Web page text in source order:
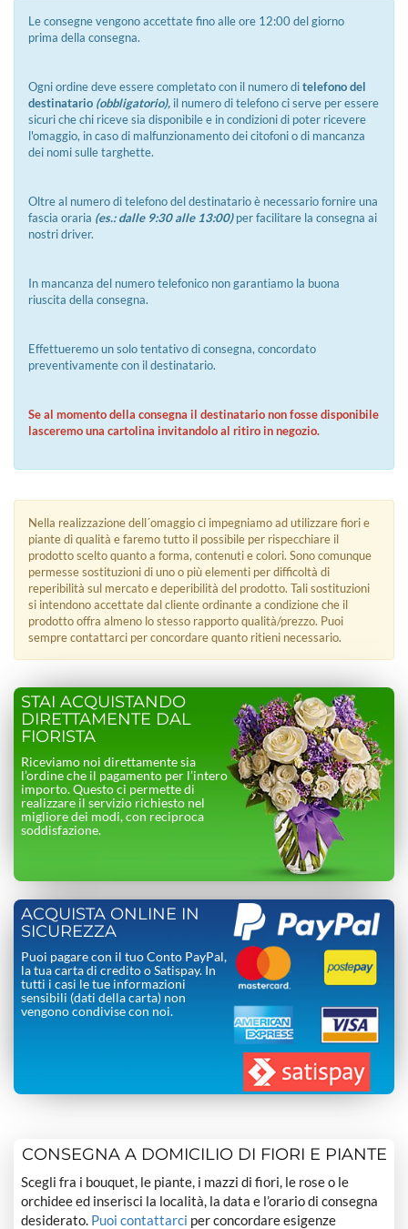
Le consegne vengono accettate fino alle ore 12:00 del giorno
prima della consegna.
Ogni ordine deve essere completato con il numero ditelefono del
destinatario (obbligatorio), il numero di telefono ci serve per essere
sicuri che chi riceve sia disponibile e in condizioni di poter ricevere
l'omaggio, in caso di malfunzionamento dei citofoni o di mancanza
dei nomi sulle targhette.
Oltre al numero di telefono del destinatario è necessario fornire una
fascia oraria (es.: dalle 9:30 alle 13:00)per facilitare la consegna ai
nostri driver.
In mancanza del numero telefonico non garantiamo la buona
riuscita della consegna.
Effettueremo un solo tentativo di consegna, concordato
preventivamente con il destinatario.
Se al momento della consegna il destinatario non fosse disponibile
lasceremo una cartolina invitandolo al ritiro in negozio.
Nella realizzazione dell´omaggio ci impegniamo ad utilizzare fiori e
piante di qualità e faremo tutto il possibile per rispecchiare il
prodotto scelto quanto a forma, contenuti e colori. Sono comunque
permesse sostituzioni di uno o più elementi per difficoltà di
reperibilità sul mercato e deperibilità del prodotto. Tali sostituzioni
si intendono accettate dal cliente ordinante a condizione che il
prodotto offra almeno lo stesso rapporto qualità/prezzo. Puoi
sempre contattarci per concordare quanto ritieni necessario.
STAI ACQUISTANDO
DIRETTAMENTE DAL
FIORISTA
Riceviamo noi direttamente sia
l’ordine che il pagamento per l’intero
importo. Questo ci permette di
realizzare il servizio richiesto nel
migliore dei modi, con reciproca
soddisfazione.
ACQUISTA ONLINE IN
SICUREZZA
Puoi pagare con il tuo Conto PayPal,
la tua carta di credito o Satispay. In
tutti i casi le tue informazioni
sensibili (dati della carta) non
vengono condivise con noi.
CONSEGNA A DOMICILIO DI FIORI E PIANTE
Scegli fra i bouquet, le piante, i mazzi di fiori, le rose o le
orchidee ed inserisci la località, la data e l’orario di consegna
desiderato. Puoi contattarci per concordare esigenze